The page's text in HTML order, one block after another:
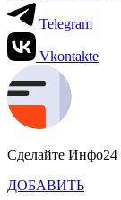
Telegram
Vkontakte
Сделайте Инфо24
ДОБАВИТЬ